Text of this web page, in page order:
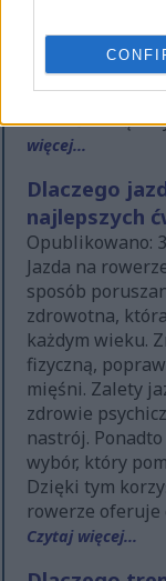
osiągnięciu
podejście do
wartościową
więcej...
Dlaczego
najlepszych
Opublikowano:
Jazda na
sposób
zdrowotna,
każdym wieku.
fizyczną,
mięśni. Zalety
zdrowie
nastrój.
wybór, który
Dzięki tym
rowerze oferuje
Czytaj więcej...